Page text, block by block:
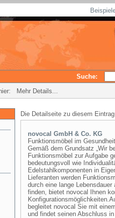
Suche:
Mehr Details...
Die Detailseite zu diesem
novocal GmbH & Co. KG
Funktionsmöbel im
Gemäß dem Grundsatz „Wir
Funktionsmöbel zur Aufgabe
bedeutungsvoll wie
Edelstahlkomponenten in
Lieferanten werden
durch eine lange
finden, bietet novocal Ihnen
begleitet novocal Sie mit
und findet seinen Abschluss